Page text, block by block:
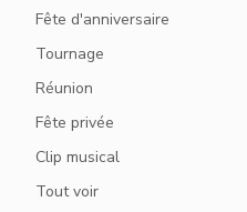
Fête d'anniversaire
Tournage
Réunion
Fête privée
Clip musical
Tout voir